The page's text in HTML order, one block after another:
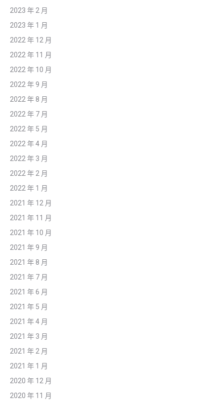
2023 年 2 月
2023 年 1 月
2022 年 12 月
2022 年 11 月
2022 年 10 月
2022 年 9 月
2022 年 8 月
2022 年 7 月
2022 年 5 月
2022 年 4 月
2022 年 3 月
2022 年 2 月
2022 年 1 月
2021 年 12 月
2021 年 11 月
2021 年 10 月
2021 年 9 月
2021 年 8 月
2021 年 7 月
2021 年 6 月
2021 年 5 月
2021 年 4 月
2021 年 3 月
2021 年 2 月
2021 年 1 月
2020 年 12 月
2020 年 11 月